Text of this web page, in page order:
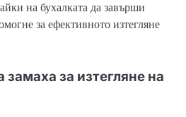
на бухалката да завърши
за ефективното изтегляне
за изтегляне на